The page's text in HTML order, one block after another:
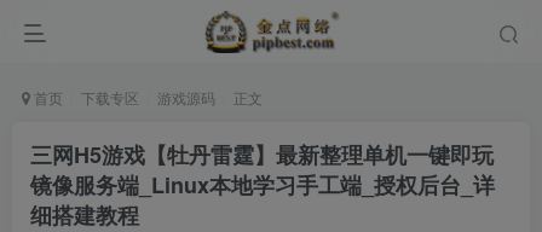
首页 下载专区 游戏源码 正文
三网H5游戏【牡丹雷霆】最新整理单机一键即玩
镜像服务端_Linux本地学习手工端_授权后台_详
细搭建教程